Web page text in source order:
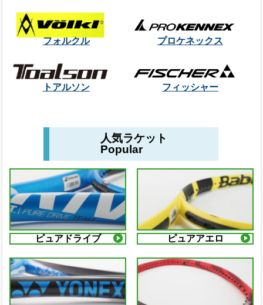
フォルクル プロケネックス
トアルソン フィッシャー
人気ラケット
Popular
ピュアドライブ ピュアアエロ